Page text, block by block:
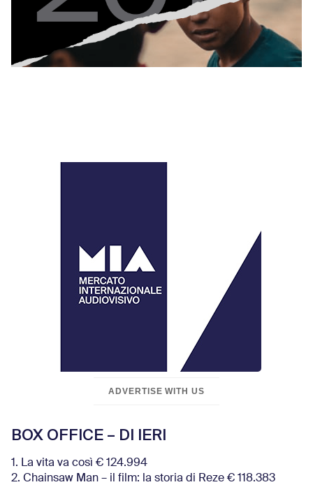
ADVERTISE WITH US
BOX OFFICE – DI IERI
1. La vita va così € 124.994
2. Chainsaw Man – il film: la storia di Reze € 118.383